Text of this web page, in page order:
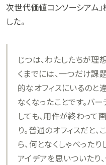
次世代価値コンソーシアム
した。
じつは、わたしたちが理
くまでには、一つだけ課
的なオフィスにいるのと
なくなったことです。バ
しても、用件が終わって
り。普通のオフィスだと
ら、何となくしゃべった
アイデアを思いついたり